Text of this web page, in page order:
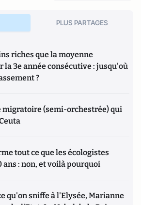
PLUS PARTAGES
riches que la moyenne
la 3e année consécutive : jusqu'où
?
migratoire (semi-orchestrée) qui
tout ce que les écologistes
: non, et voilà pourquoi
qu'on sniffe à l'Elysée, Marianne